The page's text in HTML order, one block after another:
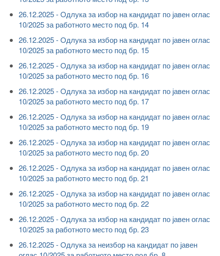
26.12.2025 - Oдлука за избор на кандидат по јавен оглас
10/2025 за работното место под бр. 14
26.12.2025 - Oдлука за избор на кандидат по јавен оглас
10/2025 за работното место под бр. 15
26.12.2025 - Oдлука за избор на кандидат по јавен оглас
10/2025 за работното место под бр. 16
26.12.2025 - Oдлука за избор на кандидат по јавен оглас
10/2025 за работното место под бр. 17
26.12.2025 - Oдлука за избор на кандидат по јавен оглас
10/2025 за работното место под бр. 19
26.12.2025 - Oдлука за избор на кандидат по јавен оглас
10/2025 за работното место под бр. 20
26.12.2025 - Oдлука за избор на кандидат по јавен оглас
10/2025 за работното место под бр. 21
26.12.2025 - Oдлука за избор на кандидат по јавен оглас
10/2025 за работното место под бр. 22
26.12.2025 - Oдлука за избор на кандидат по јавен оглас
10/2025 за работното место под бр. 23
26.12.2025 - Oдлука за неизбор на кандидат по јавен